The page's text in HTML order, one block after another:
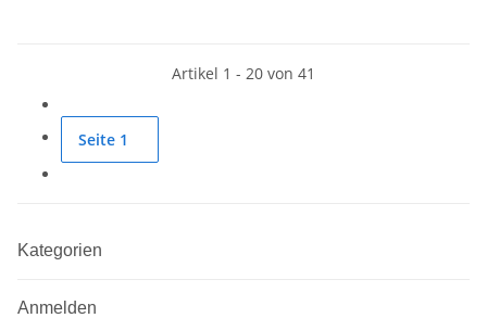
Artikel 1 - 20 von 41
Seite 1
Kategorien
Anmelden